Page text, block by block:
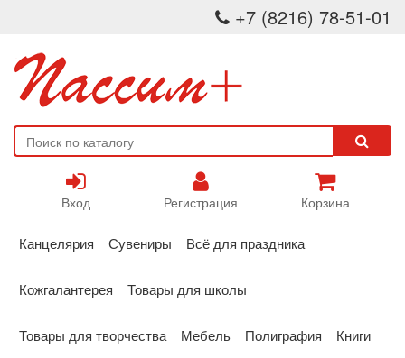
+7 (8216) 78-51-01
Вход Регистрация Корзина
Канцелярия Сувениры Всё для праздника
Кожгалантерея Товары для школы
Товары для творчества Мебель Полиграфия Книги